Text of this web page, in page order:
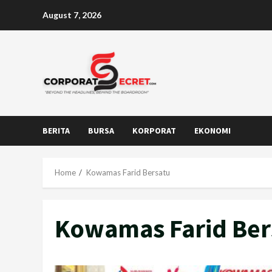
August 7, 2026
BERITA BURSA KORPORAT EKONOMI
Home Kowamas Farid Bersatu
Kowamas Farid